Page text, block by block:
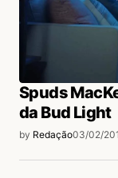
Spuds
da Bud Light
by Redação03/02/